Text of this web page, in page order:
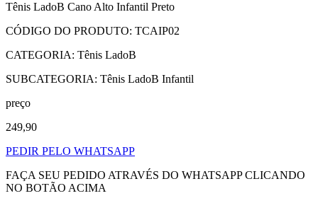
Tênis LadoB Cano Alto Infantil Preto
CÓDIGO DO PRODUTO: TCAIP02
CATEGORIA: Tênis LadoB
SUBCATEGORIA: Tênis LadoB Infantil
preço
249,90
PEDIR PELO WHATSAPP
FAÇA SEU PEDIDO ATRAVÉS DO WHATSAPP CLICANDO
NO BOTÃO ACIMA